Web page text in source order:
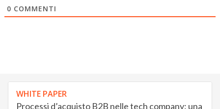
0 COMMENTI
WHITE PAPER
Processi d’acquisto B2B nelle tech company: una